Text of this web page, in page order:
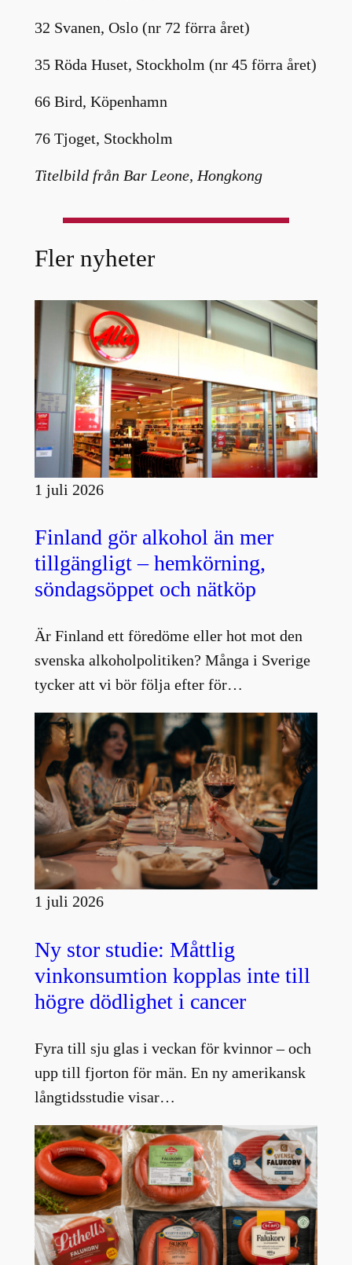
32 Svanen, Oslo (nr 72 förra året)
35 Röda Huset, Stockholm (nr 45 förra året)
66 Bird, Köpenhamn
76 Tjoget, Stockholm
Titelbild från Bar Leone, Hongkong
Fler nyheter
1 juli 2026
Finland gör alkohol än mer
tillgängligt – hemkörning,
söndagsöppet och nätköp
Är Finland ett föredöme eller hot mot den
svenska alkoholpolitiken? Många i Sverige
tycker att vi bör följa efter för…
1 juli 2026
Ny stor studie: Måttlig
vinkonsumtion kopplas inte till
högre dödlighet i cancer
Fyra till sju glas i veckan för kvinnor – och
upp till fjorton för män. En ny amerikansk
långtidsstudie visar…